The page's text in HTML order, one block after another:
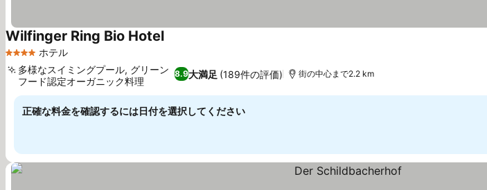
4 ホテルのランク
ホテル
Wilfinger Ring Bio Hotel料金を表示
8.9大満足 (189件の評価)
多様なスイミングプール, グリーン
フード認定オーガニック料理
街の中心まで2.2 km
正確な料金を確認するには日付を選択してください